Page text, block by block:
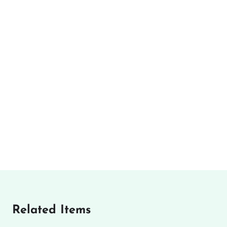
Related Items